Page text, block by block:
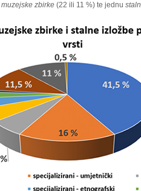
muzejske zbirke (22 ili 11 %) te jednu